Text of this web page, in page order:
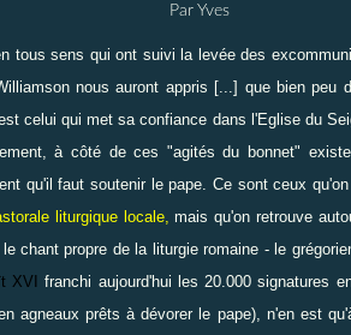
Par Yves
tous sens qui ont suivi la levée des
nous auront appris [...] que bien peu
celui qui met sa confiance dans l'Eglise du
à côté de ces "agités du bonnet"
qu'il faut soutenir le pape. Ce sont ceux
liturgique locale, mais qu'on retrouve
chant propre de la liturgie romaine - le
XVI franchi aujourd'hui les 20.000 signatures
agneaux prêts à dévorer le pape), n'en est